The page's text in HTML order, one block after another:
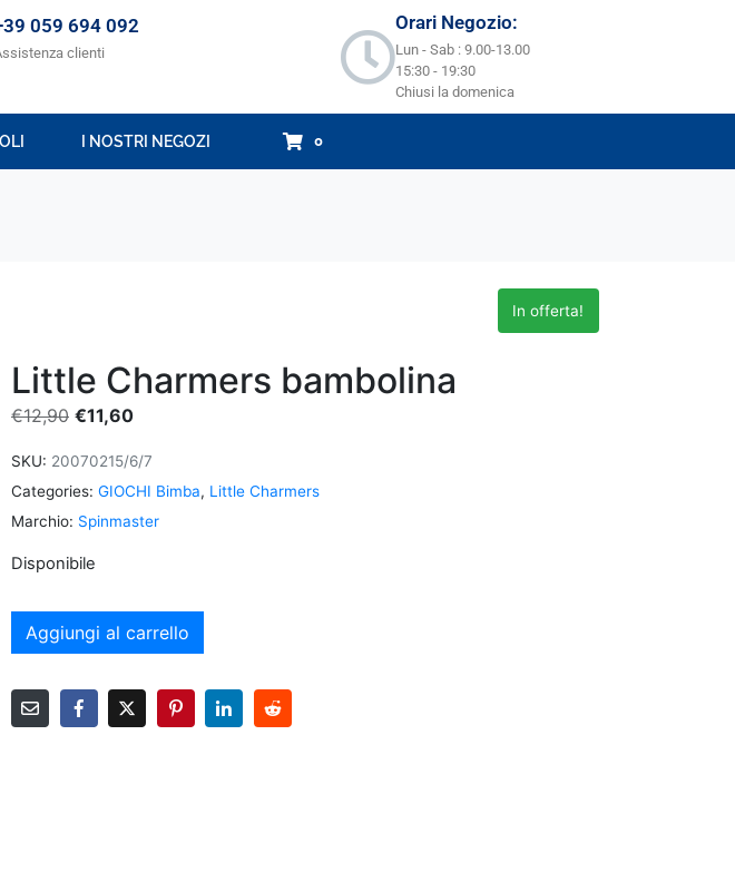
059 694 092
clienti
Orari Negozio:
Lun - Sab : 9.00-13.00
15:30 - 19:30
Chiusi la domenica
I NOSTRI NEGOZI 0
In offerta!
Little Charmers bambolina
€12,90 €11,60
SKU: 20070215/6/7
Categories: GIOCHI Bimba, Little Charmers
Marchio: Spinmaster
Disponibile
Aggiungi al carrello